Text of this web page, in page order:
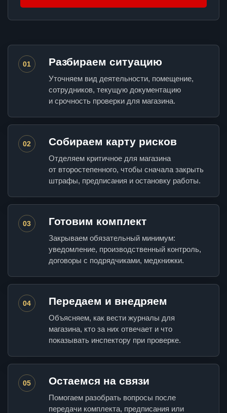
01 Разбираем ситуацию
Уточняем вид деятельности, помещение,
сотрудников, текущую документацию
и срочность проверки для магазина.
02 Собираем карту рисков
Отделяем критичное для магазина
от второстепенного, чтобы сначала закрыть
штрафы, предписания и остановку работы.
03 Готовим комплект
Закрываем обязательный минимум:
уведомление, производственный контроль,
договоры с подрядчиками, медкнижки.
04 Передаем и внедряем
Объясняем, как вести журналы для
магазина, кто за них отвечает и что
показывать инспектору при проверке.
05 Остаемся на связи
Помогаем разобрать вопросы после
передачи комплекта, предписания или